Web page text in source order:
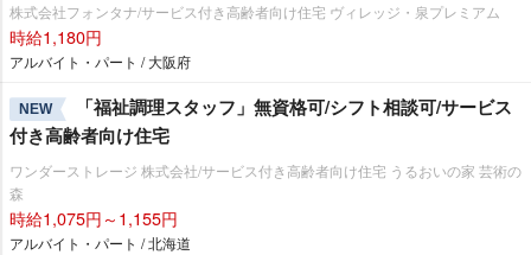
株式会社フォンタナ/サービス付き高齢者向け住宅 ヴィレッジ・泉プレミアム
時給1,180円
アルバイト・パート / 大阪府
NEW
「福祉調理スタッフ」無資格可/シフト相談可/サービス
付き高齢者向け住宅
ワンダーストレージ 株式会社/サービス付き高齢者向け住宅 うるおいの家 芸術の
森
時給1,075円～1,155円
アルバイト・パート / 北海道